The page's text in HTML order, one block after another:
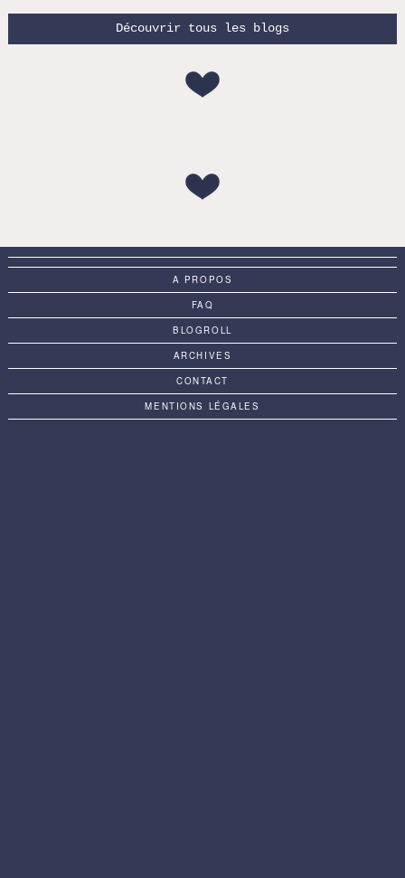
Découvrir tous les blogs
A PROPOS
FAQ
BLOGROLL
ARCHIVES
CONTACT
MENTIONS LÉGALES